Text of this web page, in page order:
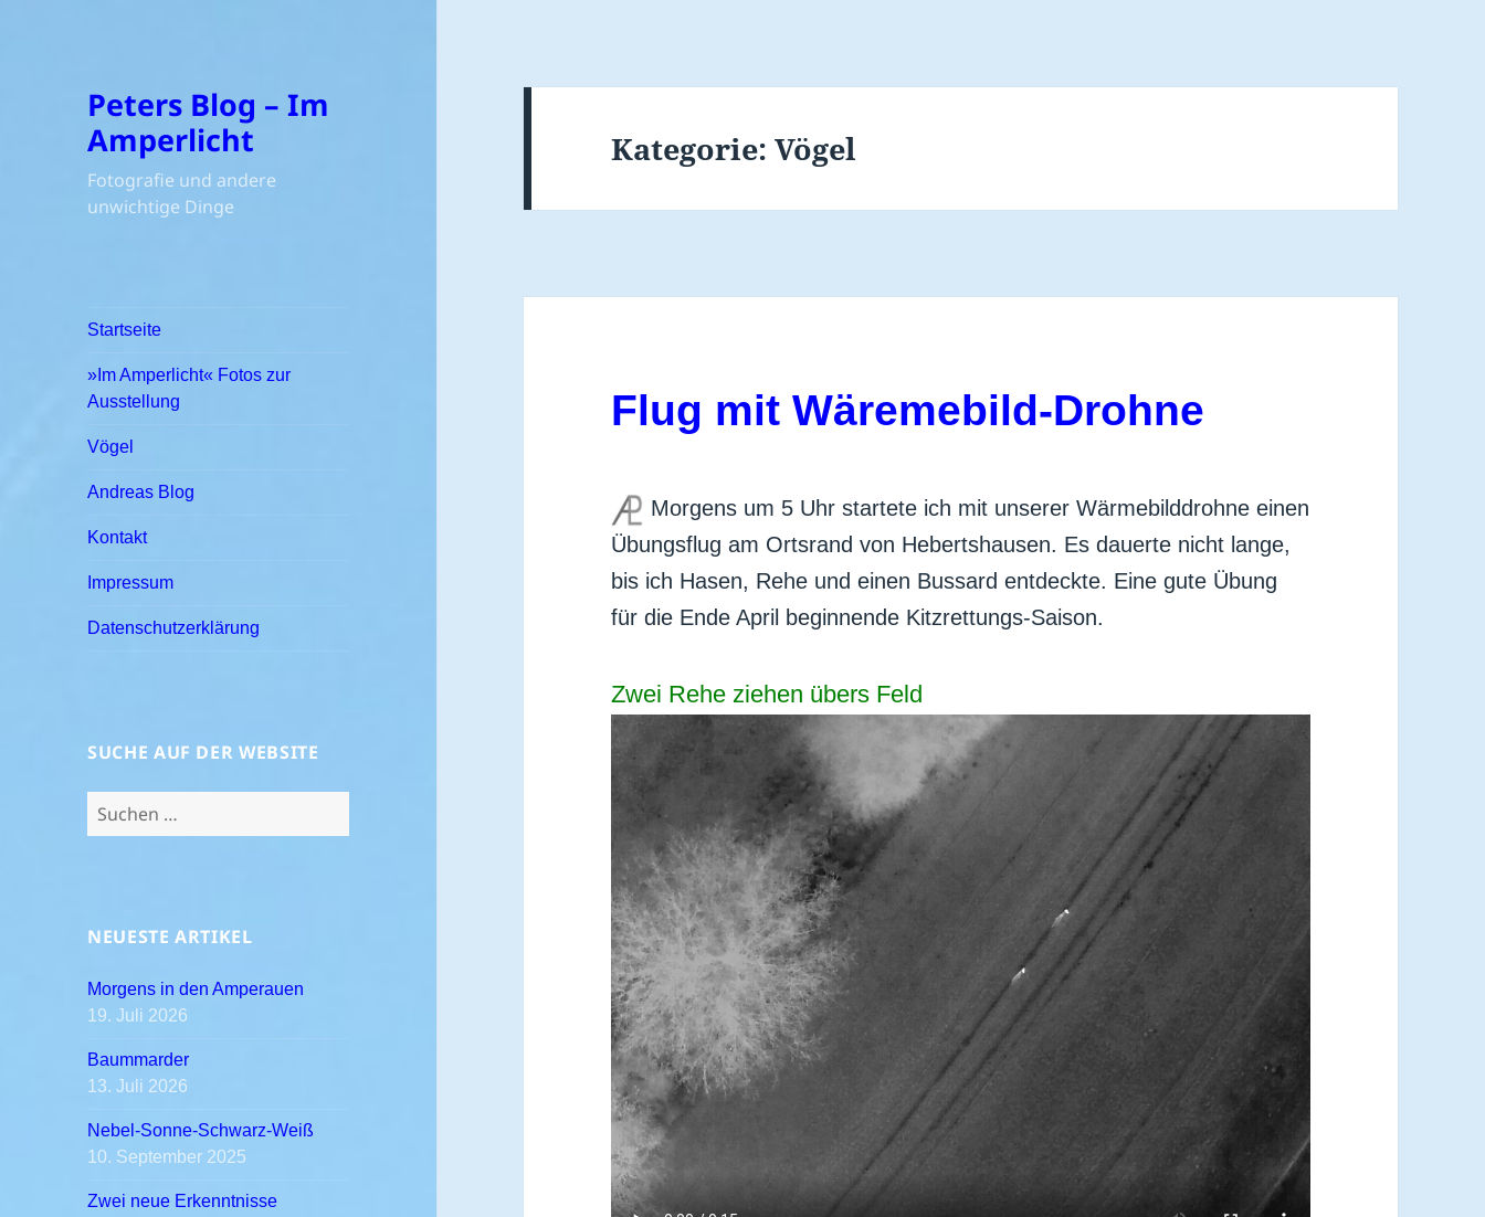
Peters Blog – Im
Amperlicht
Fotografie und andere
unwichtige Dinge
Startseite
»Im Amperlicht« Fotos zur
Ausstellung
Vögel
Andreas Blog
Kontakt
Impressum
Datenschutzerklärung
SUCHE AUF DER WEBSITE
Suchen
NEUESTE ARTIKEL
Morgens in den Amperauen
19. Juli 2026
Baummarder
13. Juli 2026
Nebel-Sonne-Schwarz-Weiß
10. September 2025
Zwei neue Erkenntnisse
Kategorie:Vögel
Flug mit Wäremebild-Drohne
Morgens um 5 Uhr startete ich mit unserer Wärmebilddrohne einen
Übungsflug am Ortsrand von Hebertshausen. Es dauerte nicht lange,
bis ich Hasen, Rehe und einen Bussard entdeckte. Eine gute Übung
für die Ende April beginnende Kitzrettungs-Saison.
Zwei Rehe ziehen übers Feld